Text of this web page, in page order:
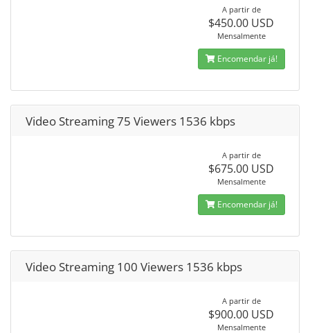
A partir de
$450.00 USD
Mensalmente
Encomendar já!
Video Streaming 75 Viewers 1536 kbps
A partir de
$675.00 USD
Mensalmente
Encomendar já!
Video Streaming 100 Viewers 1536 kbps
A partir de
$900.00 USD
Mensalmente